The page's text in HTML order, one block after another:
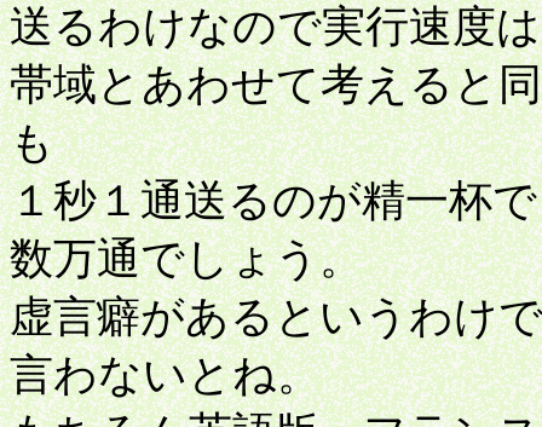
送るわけなので実行速度
帯域とあわせて考えると
も
１秒１通送るのが精一杯
数万通でしょう。
虚言癖があるというわけ
言わないとね。